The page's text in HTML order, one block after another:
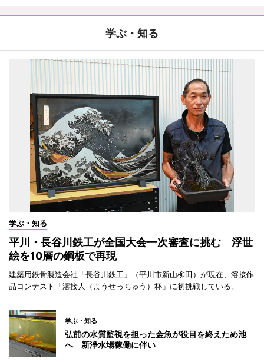
学ぶ・知る
学ぶ・知る
平川・長谷川鉄工が全国大会一次審査に挑む 浮世
絵を10層の鋼板で再現
建築用鉄骨製造会社「長谷川鉄工」（平川市新山柳田）が現在、溶接作
品コンテスト「溶接人（ようせっちゅう）杯」に初挑戦している。
学ぶ・知る
弘前の水質監視を担った金魚が役目を終えため池
へ 新浄水場稼働に伴い